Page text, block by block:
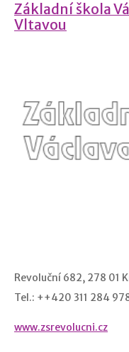
Základní škola
Vltavou
Revoluční 682, 278 01
Tel.: ++420 311 284
www.zsrevolucni.cz